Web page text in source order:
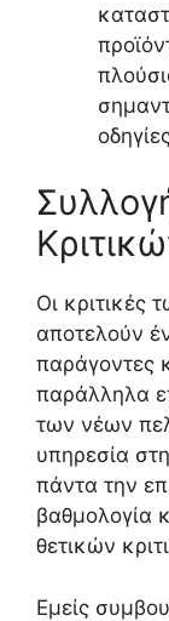
Οι κριτικές
αποτελούν
παράγοντες
παράλληλα
των νέων
υπηρεσία
πάντα την
βαθμολογία
θετικών
Εμείς